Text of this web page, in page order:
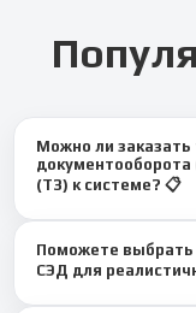
Можно ли заказать
документооборота
(ТЗ) к системе? 📋
детальное
BPMN, выявить
структурированное
Поможете выбрать
СЭД для